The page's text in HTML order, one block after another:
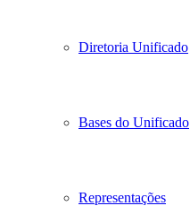
Diretoria Unificado
Bases do Unificado
Representações